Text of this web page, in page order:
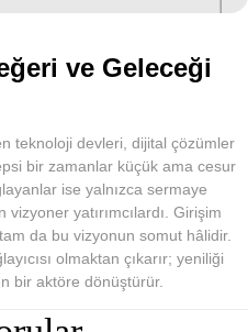
ve Geleceği
teknoloji devleri, dijital çözümler
bir zamanlar küçük ama cesur
ise yalnızca sermaye
yatırımcılardı. Girişim
da bu vizyonun somut hâlidir.
olmaktan çıkarır; yeniliği
bir aktöre dönüştürür.